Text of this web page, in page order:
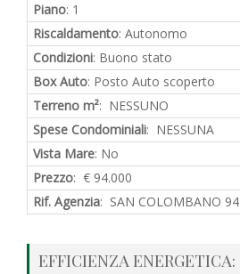
Piano: 1
Riscaldamento: Autonomo
Condizioni: Buono stato
Box Auto: Posto Auto scoperto
Terreno m²: NESSUNO
Spese Condominiali: NESSUNA
Vista Mare: No
Prezzo: € 94.000
Rif. Agenzia: SAN COLOMBANO 94
EFFICIENZA ENERGETICA: